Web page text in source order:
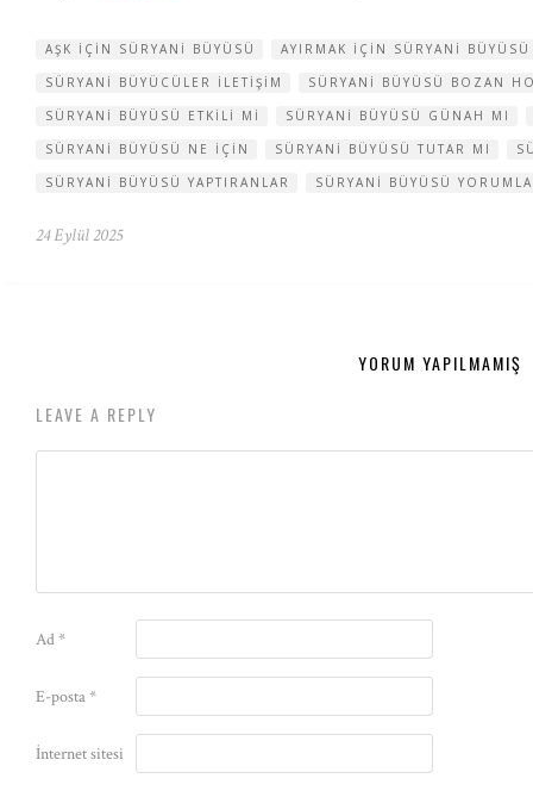
AŞK IÇIN SÜRYANI BÜYÜSÜ
AYIRMAK IÇIN SÜRYANI BÜYÜSÜ
SÜRYANI BÜYÜCÜLER ILETIŞIM
SÜRYANI BÜYÜSÜ BOZAN
SÜRYANI BÜYÜSÜ ETKILI MI
SÜRYANI BÜYÜSÜ GÜNAH MI
SÜRYANI BÜYÜSÜ NE IÇIN
SÜRYANI BÜYÜSÜ TUTAR MI
SÜRYANI BÜYÜSÜ YAPTIRANLAR
SÜRYANI BÜYÜSÜ
24 Eylül 2025
YORUM YAPILMAMIŞ
LEAVE A REPLY
Ad*
E-posta*
İnternet sitesi